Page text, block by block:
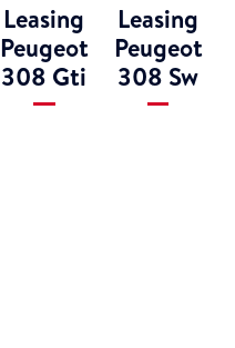
Leasing
Peugeot
308 Gti
Leasing
Peugeot
308 Sw